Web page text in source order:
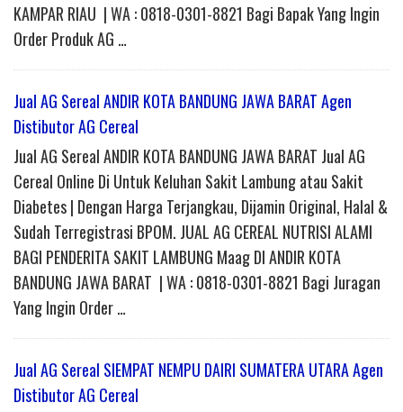
KAMPAR RIAU | WA : 0818-0301-8821 Bagi Bapak Yang Ingin
Order Produk AG …
Jual AG Sereal ANDIR KOTA BANDUNG JAWA BARAT Agen
Distibutor AG Cereal
Jual AG Sereal ANDIR KOTA BANDUNG JAWA BARAT Jual AG
Cereal Online Di Untuk Keluhan Sakit Lambung atau Sakit
Diabetes | Dengan Harga Terjangkau, Dijamin Original, Halal &
Sudah Terregistrasi BPOM. JUAL AG CEREAL NUTRISI ALAMI
BAGI PENDERITA SAKIT LAMBUNG Maag DI ANDIR KOTA
BANDUNG JAWA BARAT | WA : 0818-0301-8821 Bagi Juragan
Yang Ingin Order …
Jual AG Sereal SIEMPAT NEMPU DAIRI SUMATERA UTARA Agen
Distibutor AG Cereal